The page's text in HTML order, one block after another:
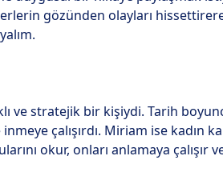
gözünden olayları
stratejik bir kişiydi. Tarih boyunca
çalışırdı. Miriam ise kadın
okur, onları anlamaya